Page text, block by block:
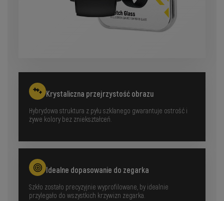
Krystaliczna przejrzystość obrazu
Hybrydowa struktura z pyłu szklanego gwarantuje ostrość i
żywe kolory bez zniekształceń.
Idealne dopasowanie do zegarka
Szkło zostało precyzyjnie wyprofilowane, by idealnie
przylegało do wszystkich krzywizn zegarka.